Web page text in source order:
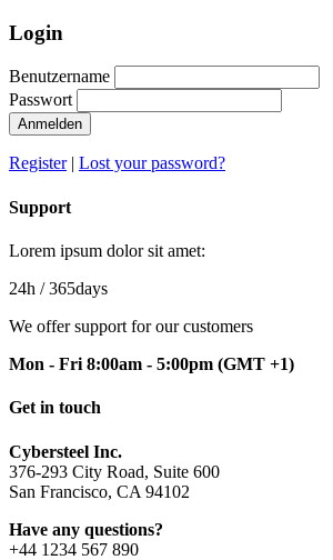
Login
Benutzername
Passwort
Anmelden
Register| Lost your password?
Support
Lorem ipsum dolor sit amet:
24h / 365days
We offer support for our customers
Mon - Fri 8:00am - 5:00pm (GMT +1)
Get in touch
Cybersteel Inc.
376-293 City Road, Suite 600
San Francisco, CA 94102
Have any questions?
+44 1234 567 890